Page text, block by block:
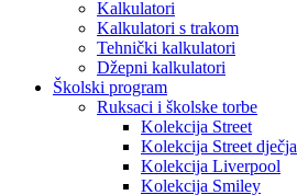
Kalkulatori
Kalkulatori s trakom
Tehnički kalkulatori
Džepni kalkulatori
Školski program
Ruksaci i školske torbe
Kolekcija Street
Kolekcija Street dječja
Kolekcija Liverpool
Kolekcija Smiley